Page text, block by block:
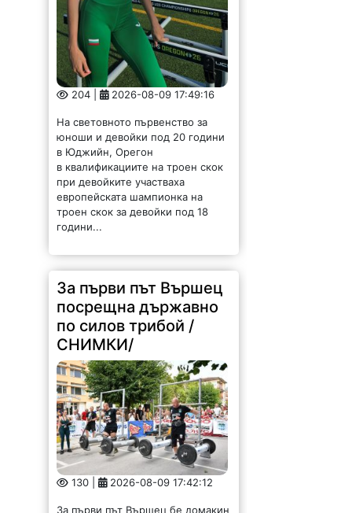
204 | 2026-08-09 17:49:16
На световното първенство за
юноши и девойки под 20 години
в Юджийн, Орегон
в квалификациите на троен скок
при девойките участваха
европейската шампионка на
троен скок за девойки под 18
години...
За първи път Вършец
посрещна държавно
по силов трибой /
СНИМКИ/
130 | 2026-08-09 17:42:12
За първи път Вършец бе домакин